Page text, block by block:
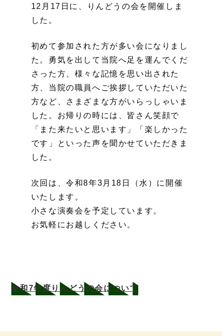
12月17日に、りんどうの会を開催しま
した。
初めて参加された方が多い会になりまし
た。勇気を出して当院へ足を運んでくだ
さった方、様々な記憶を思い出された
方、当院の職員へご挨拶していただいた
方など、さまざまな方がいらっしゃいま
した。お帰りの時には、皆さん笑顔で
「また来たいと思います」「楽しかった
です」といった声を聞かせていただきま
した。
次回は、令和8年3月18日（水）に開催
いたします。
小さな演奏会を予定しています。
お気軽にお越しください。
令和7年度りんどうの会について